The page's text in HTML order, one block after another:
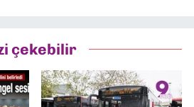
olarak görev yaptım. Ayrıca Yeni
editörlük yapıyorum
çekebilir